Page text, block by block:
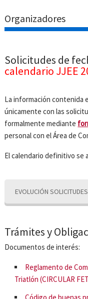
Organizadores
Solicitudes de
calendario JJEE
La información contenida
únicamente con las
formalmente mediante
personal con el Área de
El calendario definitivo se
EVOLUCIÓN
Trámites y
Documentos de interés:
Reglamento de
Triatlón (CIRCULAR
Código de buenas